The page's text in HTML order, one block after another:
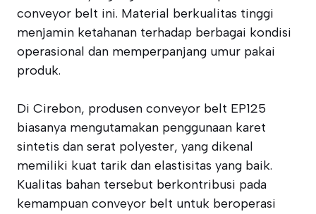
conveyor belt ini. Material berkualitas tinggi
menjamin ketahanan terhadap berbagai kondisi
operasional dan memperpanjang umur pakai
produk.
Di Cirebon, produsen conveyor belt EP125
biasanya mengutamakan penggunaan karet
sintetis dan serat polyester, yang dikenal
memiliki kuat tarik dan elastisitas yang baik.
Kualitas bahan tersebut berkontribusi pada
kemampuan conveyor belt untuk beroperasi